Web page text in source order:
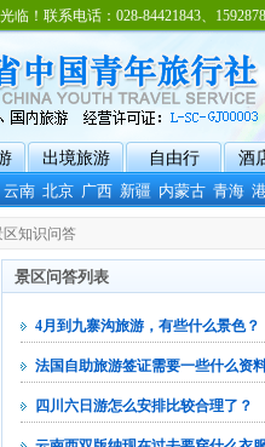
！联系电话：028-84421843、
出境旅游 自由行
酒
云南 北京 广西 新疆 内蒙古 青海
区知识问答
景区问答列表
4月到九寨沟旅游，有些什么景色？
法国自助旅游签证需要一些什么资
四川六日游怎么安排比较合理了？